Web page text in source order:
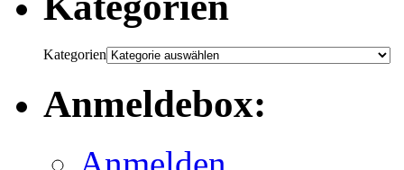
Kategorien
Anmeldebox: